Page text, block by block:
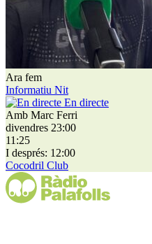
Ara fem
Informatiu Nit
En directe
Amb Marc Ferri
divendres 23:00
11:25
I després: 12:00
Cocodril Club